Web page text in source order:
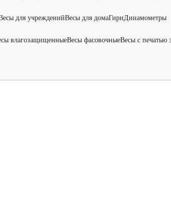
для учрежденийВесы для домаГириДинамометры
влагозащищенныеВесы фасовочныеВесы с печатью